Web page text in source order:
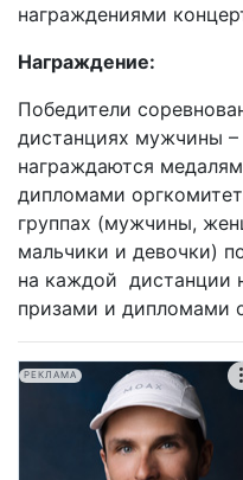
награждениями
Награждение:
Победители
дистанциях мужчины
награждаются
дипломами
группах (мужчины,
мальчики и девочки)
на каждой дистанции
призами и дипломами
РЕКЛАМА